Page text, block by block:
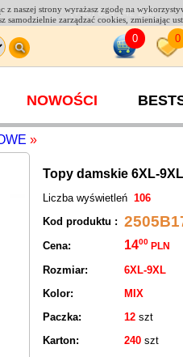
naszej strony wyrażasz zgodę na
zarządzać cookies, zmieniając
(+48) 664 542 238
0 0
NOWOŚCI
»
Topy damskie 6XL-9XL
Liczba wyświetleń 106
Kod produktu :
Cena: 1400 PLN
Rozmiar:
6XL-9XL
Kolor:
MIX
Paczka:
12 szt
Karton:
240 szt